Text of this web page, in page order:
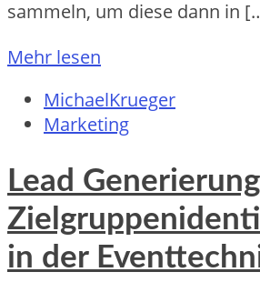
sammeln, um diese dann in
Mehr lesen
MichaelKrueger
Marketing
Lead
in der